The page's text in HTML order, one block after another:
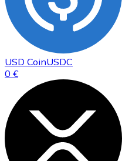
USD CoinUSDC
0 €